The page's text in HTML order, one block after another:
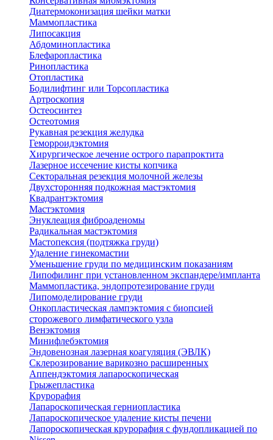
Диатермоконизация шейки матки
Маммопластика
Липосакция
Абдоминопластика
Блефаропластика
Ринопластика
Отопластика
Бодилифтинг или Торсопластика
Артроскопия
Остеосинтез
Остеотомия
Рукавная резекция желудка
Геморроидэктомия
Хирургическое лечение острого парапроктита
Лазерное иссечение кисты копчика
Секторальная резекция молочной железы
Двухсторонняя подкожная мастэктомия
Квадрантэктомия
Мастэктомия
Энуклеация фиброаденомы
Радикальная мастэктомия
Мастопексия (подтяжка груди)
Удаление гинекомастии
Уменьшение груди по медицинским показаниям
Липофилинг при установленном экспандере/импланта
Маммопластика, эндопротезирование груди
Липомоделирование груди
Онкопластическая лампэктомия с биопсией
сторожевого лимфатического узла
Венэктомия
Минифлебэктомия
Эндовенозная лазерная коагуляция (ЭВЛК)
Склерозирование варикозно расширенных
Аппендэктомия лапароскопическая
Грыжепластика
Крурорафия
Лапароскопическая герниопластика
Лапароскопическое удаление кисты печени
Лапороскопическая крурорафия с фундопликацией по